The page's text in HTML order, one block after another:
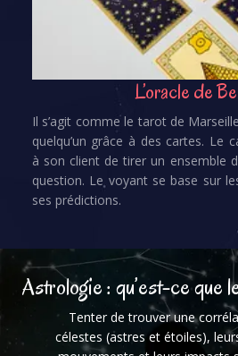
L’oracle de
Il s’agit comme le tarot de
quelqu’un grâce à des cartes. Le
à son client de tirer un ensemble
question. Le voyant se base sur
ses prédictions.
Astrologie : qu’est-ce que
Tenter de trouver une
célestes (astres et étoiles),